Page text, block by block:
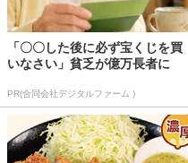
「〇〇した後に必ず宝くじを買
いなさい」貧乏が億万長者に
PR(合同会社デジタルファーム )